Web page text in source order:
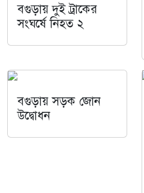
বগুড়ায় দুই ট্রাকের
সংঘর্ষে নিহত ২
বগুড়ায় সড়ক জোন
উদ্বোধন